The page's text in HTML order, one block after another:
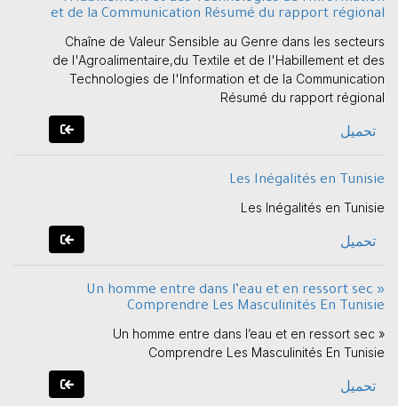
et de la Communication Résumé du rapport régional
Chaîne de Valeur Sensible au Genre dans les secteurs
de l'Agroalimentaire,du Textile et de l'Habillement et des
Technologies de l'Information et de la Communication
Résumé du rapport régional
تحميل
Les Inégalités en Tunisie
Les Inégalités en Tunisie
تحميل
Un homme entre dans l’eau et en ressort sec »
Comprendre Les Masculinités En Tunisie
Un homme entre dans l’eau et en ressort sec »
Comprendre Les Masculinités En Tunisie
تحميل